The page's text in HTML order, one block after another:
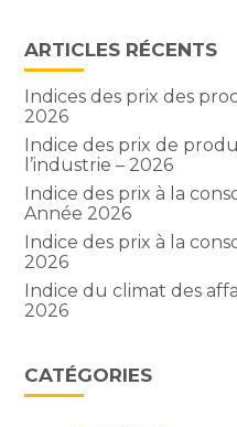
ARTICLES RÉCENTS
Indices des prix des
2026
Indice des prix de
l’industrie – 2026
Indice des prix à la
Année 2026
Indice des prix à la
2026
Indice du climat des
2026
CATÉGORIES